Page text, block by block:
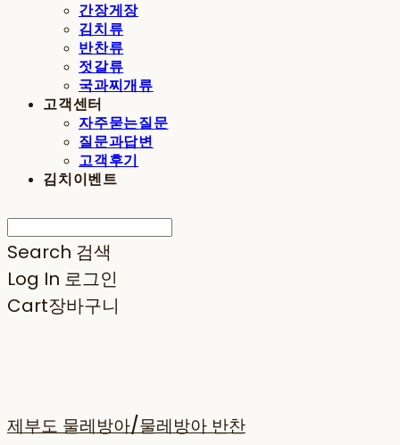
간장게장
김치류
반찬류
젓갈류
국과찌개류
고객센터
자주묻는질문
질문과답변
고객후기
김치이벤트
Search 검색
Log In 로그인
Cart장바구니
제부도 물레방아/물레방아 반찬